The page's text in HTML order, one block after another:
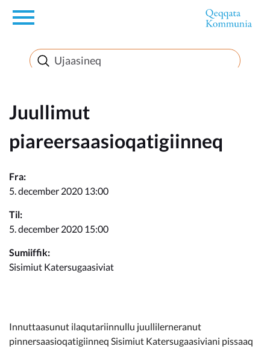
en
Innuttaasunut
Inuussutissarsiorneq
Politikki
Takornariat
Imminut sullinneq
Kommunimi pilersaarut
Juullimut
piareersaasioqatigiinneq
Fra:
5. december 2020 13:00
Til:
5. december 2020 15:00
Sumiiffik:
Sisimiut Katersugaasiviat
Innuttaasunut ilaqutariinnullu juullilerneranut
pinnersaasioqatigiinneq Sisimiut Katersugaasiviani pissaaq